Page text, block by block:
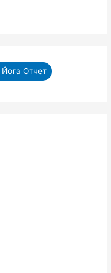
Отчет